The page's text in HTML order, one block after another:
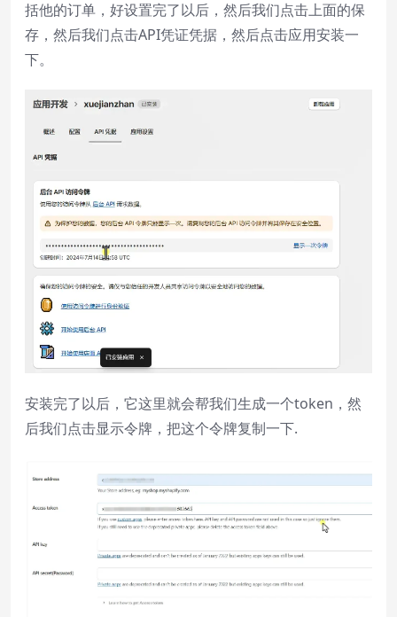
括他的订单，好设置完了以后，然后我们点击上面的保
存，然后我们点击API凭证凭据，然后点击应用安装一
下。
安装完了以后，它这里就会帮我们生成一个token，然
后我们点击显示令牌，把这个令牌复制一下.